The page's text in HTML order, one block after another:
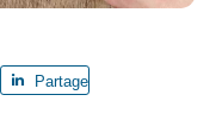
Partage